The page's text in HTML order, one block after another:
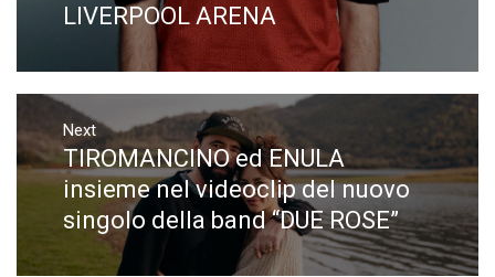
LIVERPOOL ARENA
Next
Next
post:
TIROMANCINO ed ENULA
insieme nel videoclip del nuovo
singolo della band “DUE ROSE”